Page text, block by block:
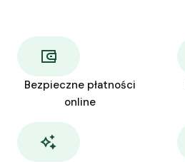
Bezpieczne płatności
online